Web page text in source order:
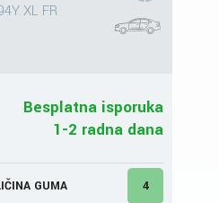
XL FR
Besplatna isporuka
1-2 radna dana
GUMA 4